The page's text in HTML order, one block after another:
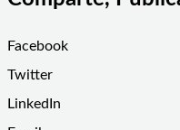
Facebook
Twitter
LinkedIn